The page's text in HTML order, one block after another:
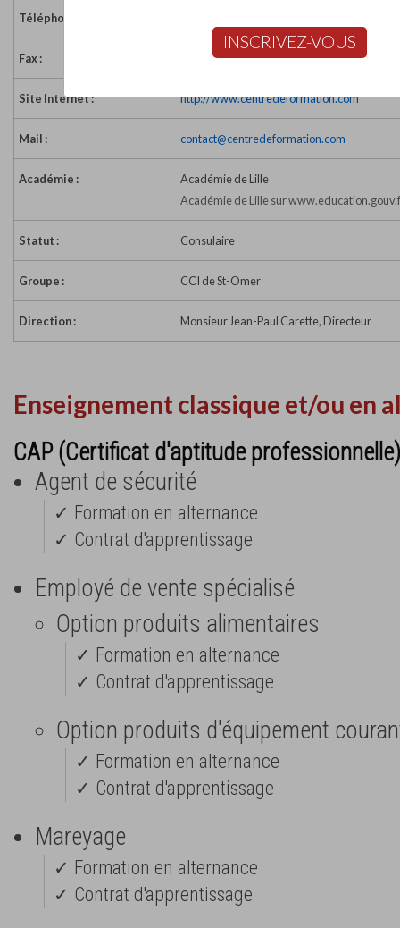
Téléphone :
Fax : 03 21 88 52 35
Site Internet : http://www.centredeformation.com
Mail : contact@centredeformation.com
Académie :
Académie de Lille
Académie de Lille sur
Statut : Consulaire
Groupe : CCI de St-Omer
Direction : Monsieur Jean-Paul Carette, Directeur
Enseignement classique et/ou en
CAP (Certificat d'aptitude professionnelle)
Agent de sécurité
✓ Formation en alternance
✓ Contrat d'apprentissage
Employé de vente spécialisé
Option produits alimentaires
✓ Formation en alternance
✓ Contrat d'apprentissage
Option produits d'équipement
✓ Formation en alternance
✓ Contrat d'apprentissage
Mareyage
✓ Formation en alternance
✓ Contrat d'apprentissage
INSCRIVEZ-VOUS